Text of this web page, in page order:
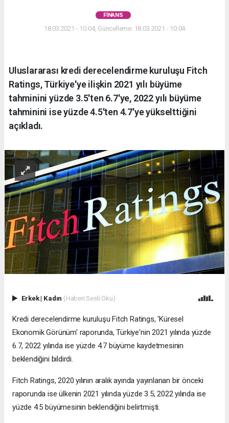
FINANS
18.03.2021 - 10:04, Güncelleme: 18.03.2021 - 10:04
Uluslararası kredi derecelendirme kuruluşu Fitch
Ratings, Türkiye'ye ilişkin 2021 yılı büyüme
tahminini yüzde 3.5'ten 6.7'ye, 2022 yılı büyüme
tahminini ise yüzde 4.5'ten 4.7'ye yükselttiğini
açıkladı.
Erkek| Kadın (Haberi Sesli Oku)
Kredi derecelendirme kuruluşu Fitch Ratings, 'Küresel
Ekonomik Görünüm' raporunda, Türkiye'nin 2021 yılında yüzde
6.7, 2022 yılında ise yüzde 4.7 büyüme kaydetmesinin
beklendiğini bildirdi.
Fitch Ratings, 2020 yılının aralık ayında yayınlanan bir önceki
raporunda ise ülkenin 2021 yılında yüzde 3.5, 2022 yılında ise
yüzde 4.5 büyümesinin beklendiğini belirtmişti.